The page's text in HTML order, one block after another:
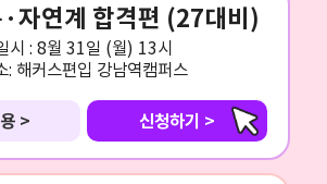
자연계 합격편 (27대비)
시 : 8월 31일 (월) 13시
: 해커스편입 강남역캠퍼스
> 신청하기 >